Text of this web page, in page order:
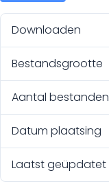
Downloaden
Bestandsgrootte
Aantal bestanden
Datum plaatsing
Laatst geüpdatet